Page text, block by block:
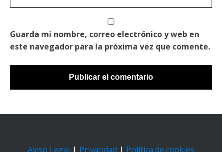
Guarda mi nombre, correo electrónico y web en
este navegador para la próxima vez que comente.
Aviso Legal | Privacidad | Política de cookies